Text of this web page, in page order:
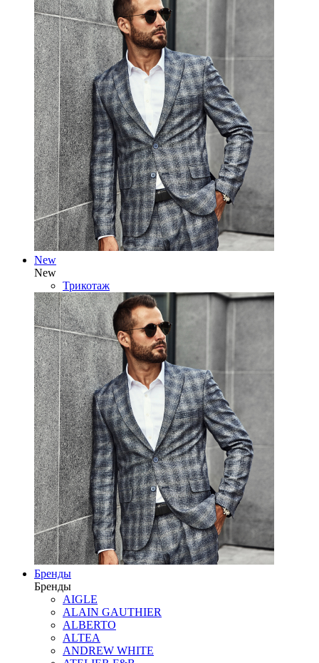
New
New
Трикотаж
Бренды
Бренды
AIGLE
ALAIN GAUTHIER
ALBERTO
ALTEA
ANDREW WHITE